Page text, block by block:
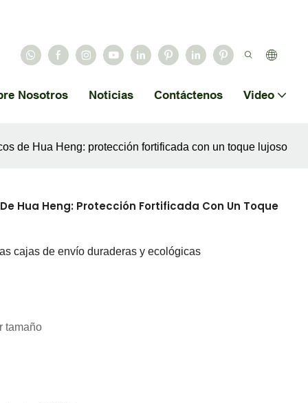
Nosotros Noticias Contáctenos Video
de Hua Heng: protección fortificada con un toque lujoso
Hua Heng: Protección Fortificada Con Un Toque
cajas de envío duraderas y ecológicas
tamaño